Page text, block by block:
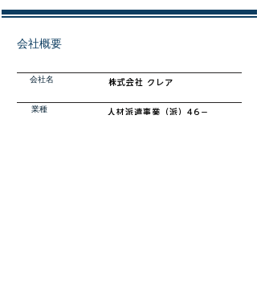
会社概要
会社名 株式会社 クレア​
業種
​人材派遣事業（派）46－